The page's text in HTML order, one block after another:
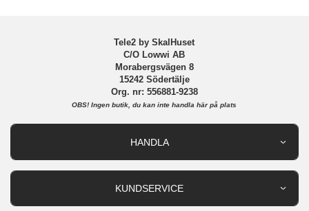
Tele2 by SkalHuset
C/O Lowwi AB
Morabergsvägen 8
15242 Södertälje
Org. nr: 556881-9238
OBS! Ingen butik, du kan inte handla här på plats
HANDLA
KUNDSERVICE